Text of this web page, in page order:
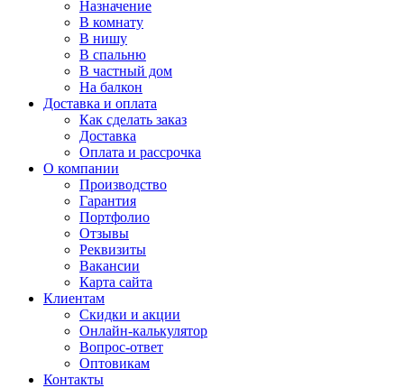
Назначение
В комнату
В нишу
В спальню
В частный дом
На балкон
Доставка и оплата
Как сделать заказ
Доставка
Оплата и рассрочка
О компании
Производство
Гарантия
Портфолио
Отзывы
Реквизиты
Вакансии
Карта сайта
Клиентам
Скидки и акции
Онлайн-калькулятор
Вопрос-ответ
Оптовикам
Контакты